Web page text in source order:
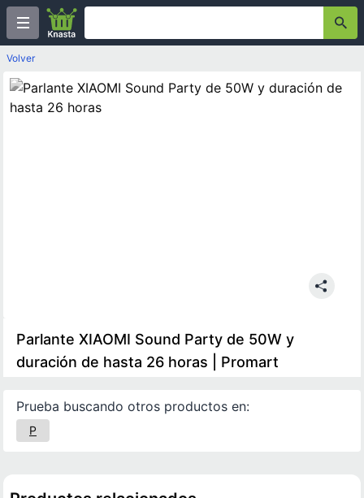
Volver
Parlante XIAOMI Sound Party de 50W y
duración de hasta 26 horas | Promart
Prueba buscando otros productos en:
P